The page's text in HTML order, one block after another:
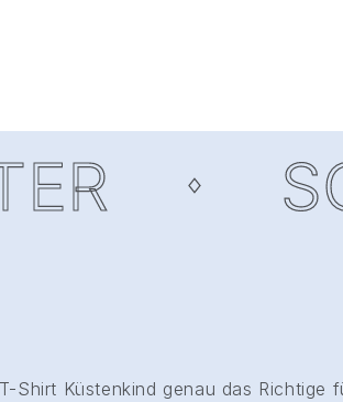
Shirt Küstenkind genau das Richtige